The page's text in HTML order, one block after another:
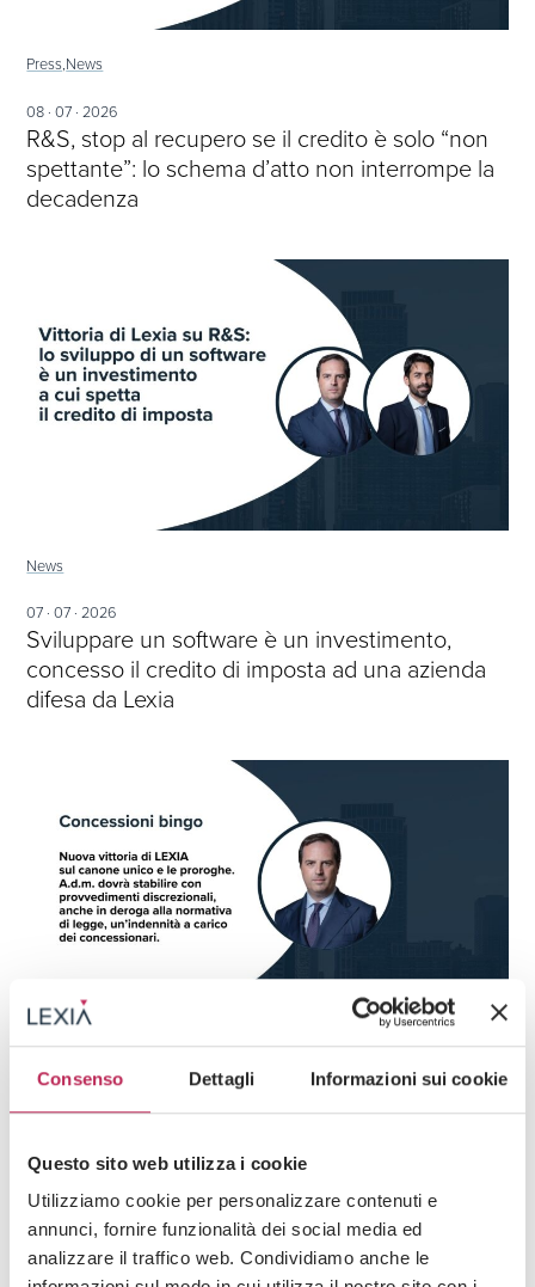
Consenso Dettagli Informazioni sui cookie
Questo sito web utilizza i cookie
Utilizziamo cookie per personalizzare contenuti e
annunci, fornire funzionalità dei social media ed
analizzare il traffico web. Condividiamo anche le
Press,News
08 · 07 · 2026
R&S, stop al recupero se il credito è solo “non
spettante”: lo schema d’atto non interrompe la
decadenza
News
07 · 07 · 2026
Sviluppare un software è un investimento,
concesso il credito di imposta ad una azienda
difesa da Lexia
15 · 05 · 2026
Verso una redistribuzione del “costo” delle
proroghe illegittime all’interno del mercato
Guarda tutti +